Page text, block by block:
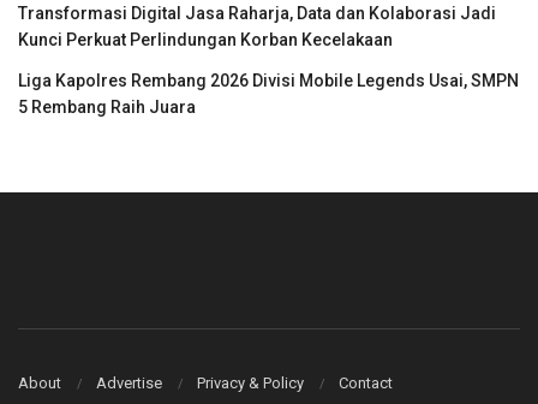
Transformasi Digital Jasa Raharja, Data dan Kolaborasi Jadi
Kunci Perkuat Perlindungan Korban Kecelakaan
Liga Kapolres Rembang 2026 Divisi Mobile Legends Usai, SMPN
5 Rembang Raih Juara
About Advertise Privacy & Policy Contact